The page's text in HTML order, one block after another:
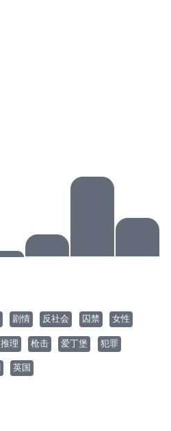
剧情 反社会 囚禁 女性
推理 枪击 爱丁堡 犯罪
英国